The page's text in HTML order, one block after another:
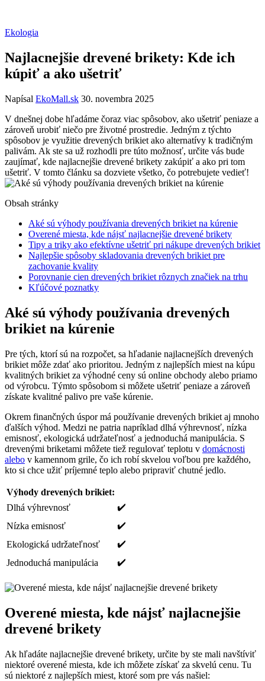
Ekologia
Najlacnejšie drevené brikety: Kde ich
kúpiť a ako ušetriť
Napísal EkoMall.sk 30. novembra 2025
V​ dnešnej dobe hľadáme čoraz viac spôsobov, ako ušetriť​ peniaze a
zároveň urobiť niečo ‌pre životné prostredie. Jedným z týchto
spôsobov je⁢ využitie ⁣drevených brikiet ako alternatívy k tradičným
palivám. Ak ​ste sa už rozhodli pre‌ túto možnosť, určite‌ vás‌ bude
zaujímať, ⁤kde ⁤najlacnejšie drevené‌ brikety zakúpiť⁢ a ako ‍pri ‌tom
ušetriť.‍ V tomto článku ‍sa dozviete⁣ všetko, čo potrebujete⁤ vedieť!
Obsah stránky
Aké sú výhody používania drevených brikiet na kúrenie
Overené miesta, kde nájsť najlacnejšie drevené brikety
Tipy a triky ako efektívne ušetriť pri nákupe ⁤drevených brikiet
Najlepšie spôsoby skladovania drevených⁢ brikiet pre
zachovanie kvality
Porovnanie cien drevených brikiet rôznych ⁢značiek na trhu
Kľúčové⁤ poznatky
Aké sú výhody používania drevených
brikiet na kúrenie
Pre tých, ktorí sú na rozpočet, sa hľadanie najlacnejších drevených
brikiet môže zdať⁣ ako prioritou. Jedným z ⁢najlepších miest na ​kúpu ​
kvalitných brikiet za výhodné ceny sú online obchody alebo priamo
od výrobcu. Týmto spôsobom si môžete ‍ušetriť peniaze a zároveň‌
získate kvalitné palivo pre vaše⁢ kúrenie.
Okrem finančných úspor má používanie drevených ⁣brikiet aj mnoho
ďalších výhod. Medzi ne⁣ patria napríklad dlhá výhrevnosť, nízka
⁣emisnosť, ekologická udržateľnosť a ​jednoduchá manipulácia. ⁣S
drevenými briketami môžete tiež regulovať ⁤teplotu v domácnosti
alebo v kamennom grile, čo ich robí skvelou voľbou pre každého,
kto​ si chce ⁣užiť príjemné teplo alebo ‍pripraviť chutné⁣ jedlo.
Výhody drevených brikiet:
Dlhá výhrevnosť
✔️
Nízka emisnosť
✔️
Ekologická⁣ udržateľnosť
✔️
Jednoduchá manipulácia
✔️
Overené miesta, kde nájsť najlacnejšie
drevené brikety
Ak hľadáte najlacnejšie​ drevené brikety, určite‌ by ⁣ste mali navštíviť
niektoré overené miesta, kde ich môžete získať za skvelú cenu. Tu
sú niektoré ⁢z najlepších miest, ktoré som‍ pre vás našiel: